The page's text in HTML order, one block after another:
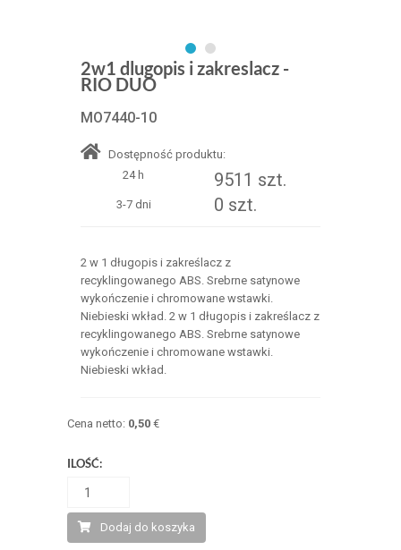
2w1 dlugopis i zakreslacz -
RIO DUO
MO7440-10
Dostępność produktu:
24 h
9511 szt.
3-7 dni 0 szt.
2 w 1 długopis i zakreślacz z
recyklingowanego ABS. Srebrne satynowe
wykończenie i chromowane wstawki.
Niebieski wkład. 2 w 1 długopis i zakreślacz z
recyklingowanego ABS. Srebrne satynowe
wykończenie i chromowane wstawki.
Niebieski wkład.
Cena netto: 0,50€
ILOŚĆ:
Dodaj do koszyka